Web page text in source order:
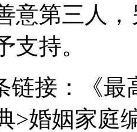
意第三人，
支持。
链接：《
>婚姻家庭